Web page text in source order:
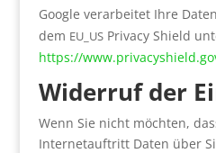
Goog­le ver­ar­bei­tet Ihre
dem EU_USPri­va­cy Shield
https://
Wider­ruf der
Wenn Sie nicht möch­ten,
Inter­net­auf­tritt Daten über